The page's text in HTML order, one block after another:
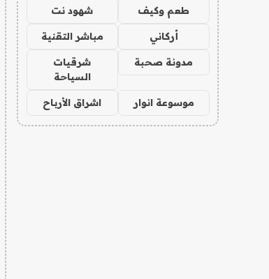
طعم وكيف شهود نت
أركاني مباشر التقنية
مدونة صحبة
شرقيات
السياحة
موسوعة انوار اشراق الأرباح